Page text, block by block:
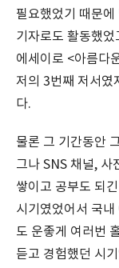
필요했었기 때문
기자로도 활동했
에세이로 <아름다
저의 3번째 저서였
다.
물론 그 기간동안
그나 SNS 채널, 사
쌓이고 공부도 되
시기였었어서 국
도 운좋게 여러번
듣고 경험했던 시